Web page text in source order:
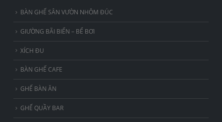
BÀN GHẾ SÂN VƯỜN NHÔM ĐÚC
GIƯỜNG BÃI BIỂN – BỂ BƠI
XÍCH ĐU
BÀN GHẾ CAFE
GHẾ BÀN ĂN
GHẾ QUẦY BAR